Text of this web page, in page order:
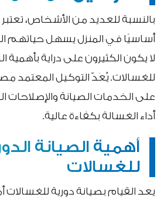
بالنسبة للعديد من الأشخاص، تعتبر
أساسيًا في المنزل يسهل حياتهم
لا يكون الكثيرون على دراية بأهمية
للغسالات. يُعَدّ التوكيل المعتمد
على الخدمات الصيانة والإصلاحات
أداء الغسالة بكفاءة عالية.
أهمية الصيانة
للغسالات
يعد القيام بصيانة دورية للغسالات